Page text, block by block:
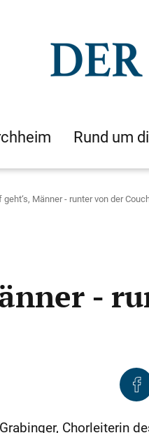
Rund um
geht‘s, Männer - runter von der
-
Chorleiterin